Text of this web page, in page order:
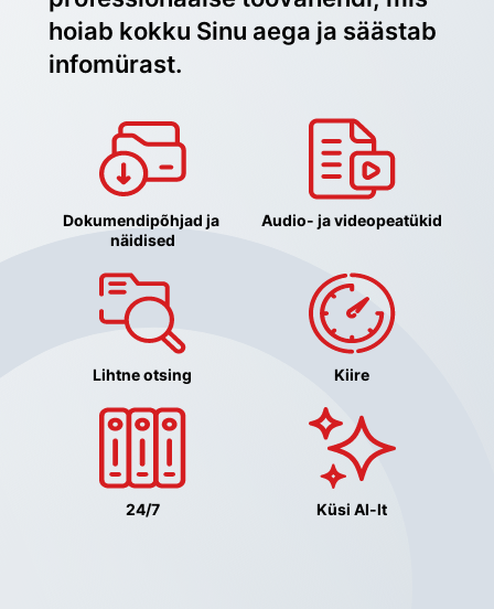
hoiab kokku Sinu aega ja säästab
infomürast.
Dokumendipõhjad ja
näidised
Audio- ja videopeatükid
Lihtne otsing Kiire
24/7 Küsi AI-lt